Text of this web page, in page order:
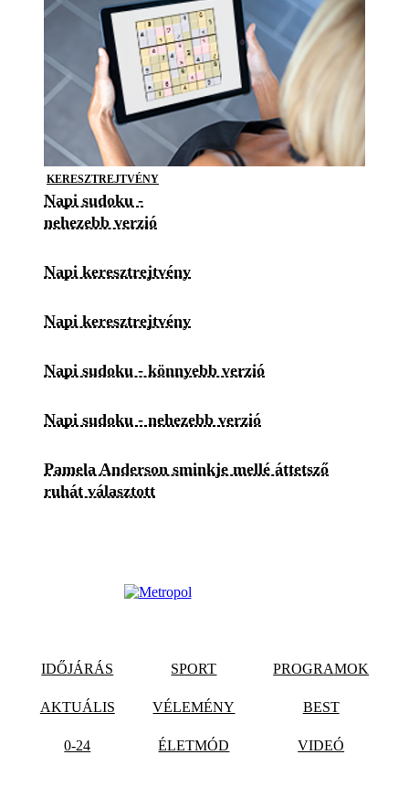
KERESZTREJTVÉNY
Napi sudoku -
nehezebb verzió
Napi keresztrejtvény
Napi keresztrejtvény
Napi sudoku - könnyebb verzió
Napi sudoku - nehezebb verzió
Pamela Anderson sminkje mellé áttetsző
ruhát választott
IDŐJÁRÁS SPORT PROGRAMOK
AKTUÁLIS VÉLEMÉNY BEST
0-24 ÉLETMÓD VIDEÓ